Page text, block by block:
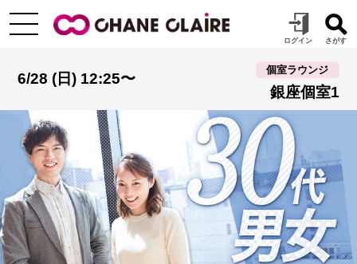
6/28 (日) 12:25〜
個室ラウンジ
銀座個室1